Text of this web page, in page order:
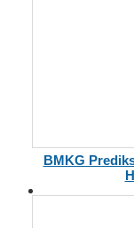
BMKG